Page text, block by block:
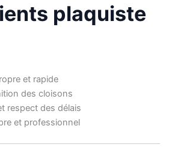
plaquiste
et rapide
des cloisons
et respect des délais
et professionnel